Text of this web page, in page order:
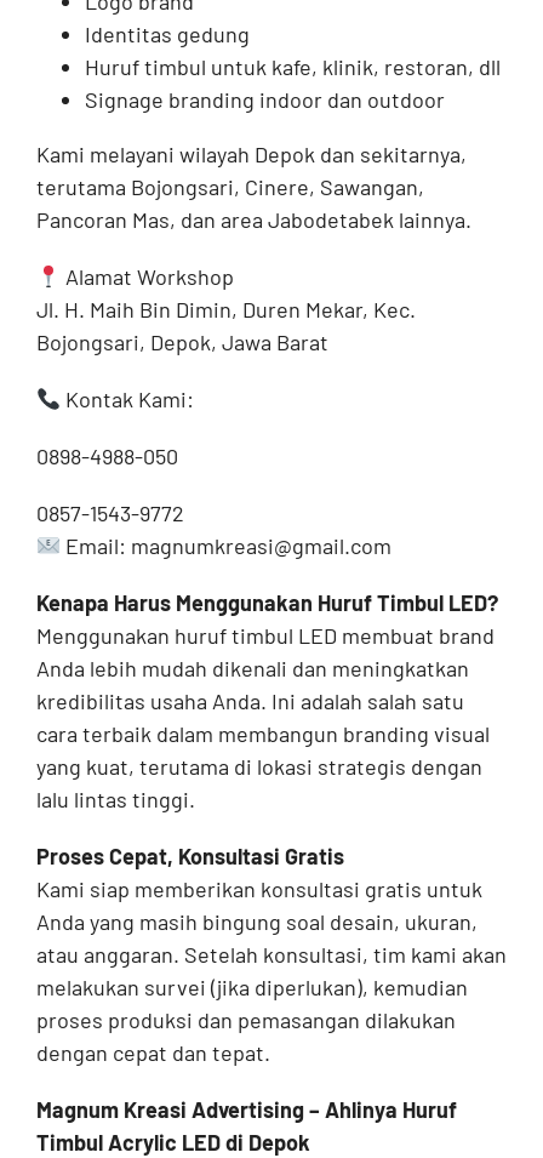
Identitas gedung
Huruf timbul untuk kafe, klinik, restoran, dll
Signage branding indoor dan outdoor
Kami melayani wilayah Depok dan sekitarnya,
terutama Bojongsari, Cinere, Sawangan,
Pancoran Mas, dan area Jabodetabek lainnya.
Alamat Workshop
Jl. H. Maih Bin Dimin, Duren Mekar, Kec.
Bojongsari, Depok, Jawa Barat
Kontak Kami:
0898-4988-050
0857-1543-9772
Email: magnumkreasi@gmail.com
Kenapa Harus Menggunakan Huruf Timbul LED?
Menggunakan huruf timbul LED membuat brand
Anda lebih mudah dikenali dan meningkatkan
kredibilitas usaha Anda. Ini adalah salah satu
cara terbaik dalam membangun branding visual
yang kuat, terutama di lokasi strategis dengan
lalu lintas tinggi.
Proses Cepat, Konsultasi Gratis
Kami siap memberikan konsultasi gratis untuk
Anda yang masih bingung soal desain, ukuran,
atau anggaran. Setelah konsultasi, tim kami akan
melakukan survei (jika diperlukan), kemudian
proses produksi dan pemasangan dilakukan
dengan cepat dan tepat.
Magnum Kreasi Advertising – Ahlinya Huruf
Timbul Acrylic LED di Depok